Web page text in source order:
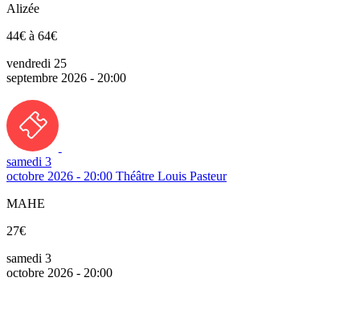
Alizée
44€ à 64€
vendredi 25
septembre 2026 - 20:00
samedi 3
octobre 2026 - 20:00 Théâtre Louis Pasteur
MAHE
27€
samedi 3
octobre 2026 - 20:00